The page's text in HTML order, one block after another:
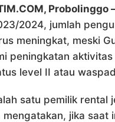
Probolinggo
2024, jumlah
meningkat, meski
peningkatan aktivitas
level II atau
satu pemilik rental
mengatakan, jika saat